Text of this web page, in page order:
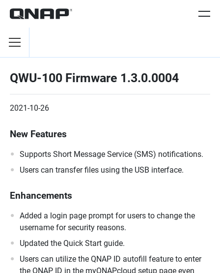
QWU-100 Firmware 1.3.0.0004
2021-10-26
New Features
Supports Short Message Service (SMS) notifications.
Users can transfer files using the USB interface.
Enhancements
Added a login page prompt for users to change the
username for security reasons.
Updated the Quick Start guide.
Users can utilize the QNAP ID autofill feature to enter
the QNAP ID in the myQNAPcloud setup page even